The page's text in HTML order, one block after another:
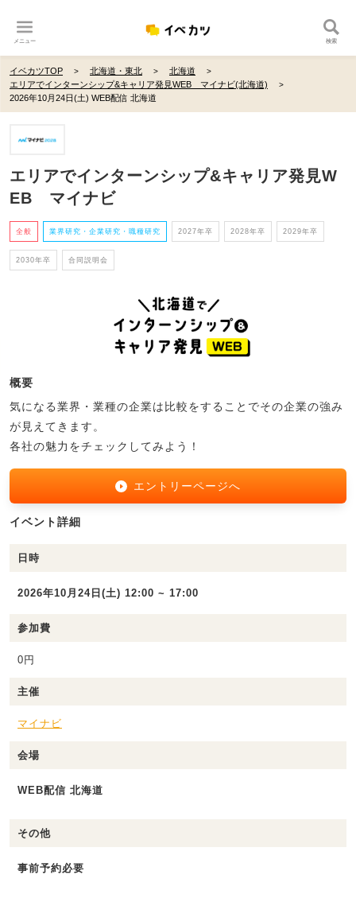
メニュー 検索
イベカツTOP 北海道・東北
北海道
エリアでインターンシップ&キャリア発見WEB マイナビ(北海道)
2026年10月24日(土) WEB配信 北海道
エリアでインターンシップ&キャリア発見W
EB マイナビ
全般 業界研究・企業研究・職種研究 2027年卒 2028年卒 2029年卒
2030年卒 合同説明会
概要
気になる業界・業種の企業は比較をすることでその企業の強み
が見えてきます。
各社の魅力をチェックしてみよう！
エントリーページへ
イベント詳細
日時
2026年10月24日(土) 12:00 ~ 17:00
参加費
0円
主催
マイナビ
会場
WEB配信 北海道
その他
事前予約必要